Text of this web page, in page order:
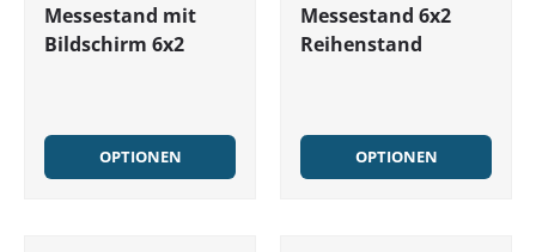
Messestand mit
Bildschirm 6x2
OPTIONEN
Messestand 6x2
Reihenstand
OPTIONEN